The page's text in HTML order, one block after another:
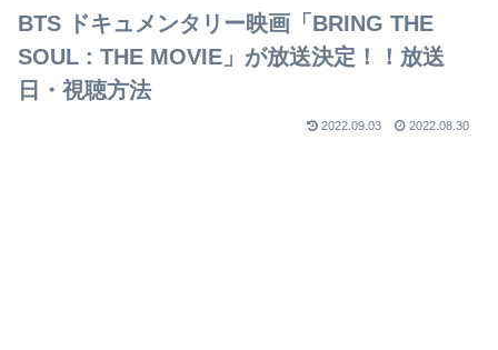
BTS ドキュメンタリー映画「BRING THE
SOUL : THE MOVIE」が放送決定！！放送
日・視聴方法
2022.09.03 2022.08.30